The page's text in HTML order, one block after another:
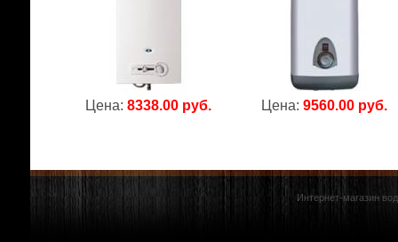
Цена:8338.00 руб. Цена: 9560.00 руб.
Интернет-магазин